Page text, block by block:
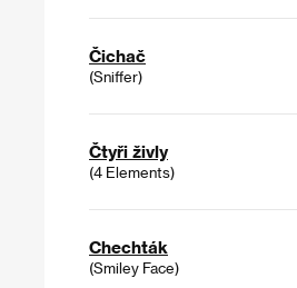
Čichač
(Sniffer)
Čtyři živly
(4 Elements)
Chechták
(Smiley Face)